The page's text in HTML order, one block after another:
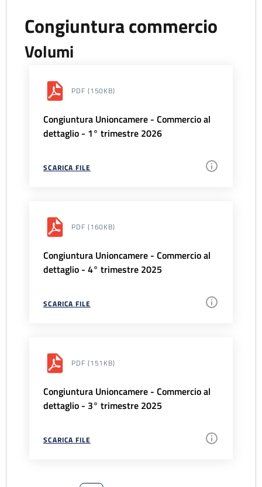
Congiuntura commercio
Volumi
PDF (150KB)
Congiuntura Unioncamere - Commercio al
dettaglio - 1° trimestre 2026
SCARICA FILE
PDF (160KB)
Congiuntura Unioncamere - Commercio al
dettaglio - 4° trimestre 2025
SCARICA FILE
PDF (151KB)
Congiuntura Unioncamere - Commercio al
dettaglio - 3° trimestre 2025
SCARICA FILE